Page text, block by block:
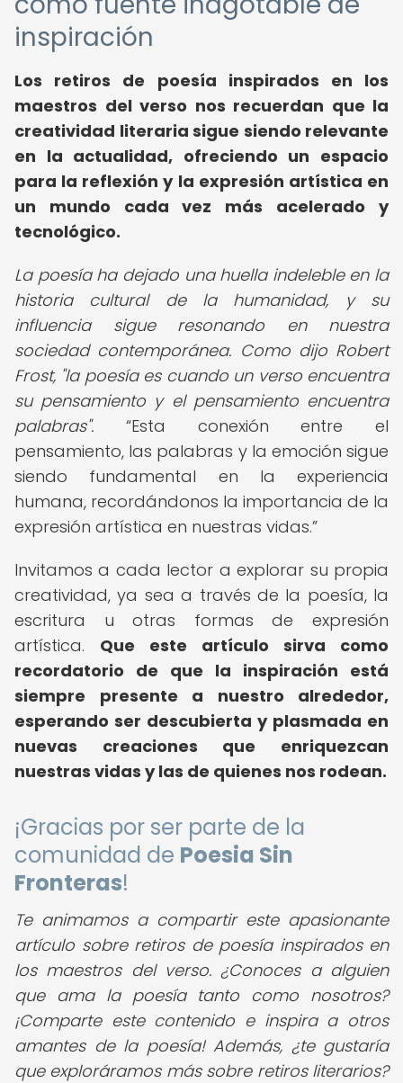
inspiración
Los retiros de poesía inspirados en los
maestros del verso nos recuerdan que la
creatividad literaria sigue siendo relevante
en la actualidad, ofreciendo un espacio
para la reflexión y la expresión artística en
un mundo cada vez más acelerado y
tecnológico.
La poesía ha dejado una huella indeleble en la
historia cultural de la humanidad, y su
influencia sigue resonando en nuestra
sociedad contemporánea. Como dijo Robert
Frost, "la poesía es cuando un verso encuentra
su pensamiento y el pensamiento encuentra
palabras".
Esta conexión entre el
pensamiento, las palabras y la emoción sigue
siendo fundamental en la experiencia
humana, recordándonos la importancia de la
expresión artística en nuestras vidas.
Invitamos a cada lector a explorar su propia
creatividad, ya sea a través de la poesía, la
escritura u otras formas de expresión
artística. Que este artículo sirva como
recordatorio de que la inspiración está
siempre presente a nuestro alrededor,
esperando ser descubierta y plasmada en
nuevas creaciones que enriquezcan
nuestras vidas y las de quienes nos rodean.
¡Gracias por ser parte de la
comunidad de Poesia Sin
Fronteras!
Te animamos a compartir este apasionante
artículo sobre retiros de poesía inspirados en
los maestros del verso. ¿Conoces a alguien
que ama la poesía tanto como nosotros?
¡Comparte este contenido e inspira a otros
amantes de la poesía! Además, ¿te gustaría
que exploráramos más sobre retiros literarios?